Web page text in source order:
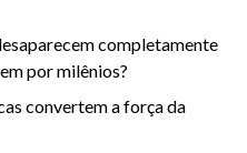
completamente
por milênios?
convertem a força da